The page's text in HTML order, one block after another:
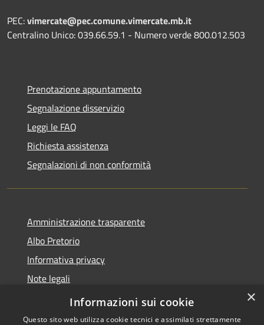
PEC:vimercate@pec.comune.vimercate.mb.it
Centralino Unico: 039.66.59.1 - Numero verde 800.012.503
Prenotazione appuntamento
Segnalazione disservizio
Leggi le FAQ
Richiesta assistenza
Segnalazioni di non conformità
Amministrazione trasparente
Albo Pretorio
Informativa privacy
Note legali
Dichiarazione di accessibilità
×
Informazioni sui cookie
Questo sito web utilizza cookie tecnici e assimilati strettamente